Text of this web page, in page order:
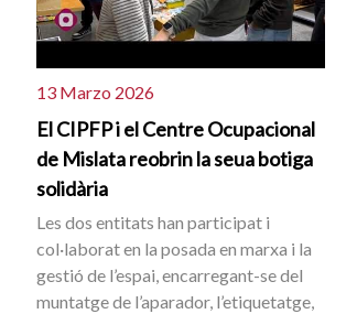
13 Marzo 2026
El CIPFP i el Centre Ocupacional
de Mislata reobrin la seua botiga
solidària
Les dos entitats han participat i
col·laborat en la posada en marxa i la
gestió de l’espai, encarregant-se del
muntatge de l’aparador, l’etiquetatge,